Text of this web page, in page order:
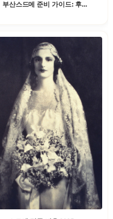
부산스드메 준비 가이드: 후...